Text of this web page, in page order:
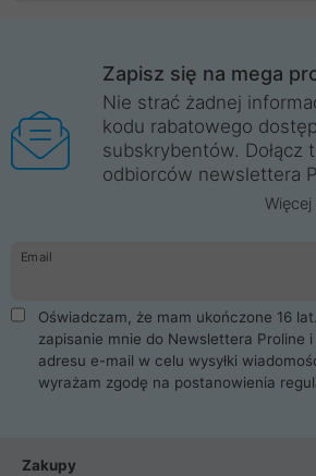
Wrocław, Poznań, Legnica, Katowice,
Trzebnica, Opole. Szybka i profesjonalna
ProLine to polska firma ze 100% polskim
legalnie i płacimy podatki w naszym
główną w Mirkowie oraz salony na terenie
komunikacja ze sklepem komputerowym
danych osobowych. Dlatego zakup
ProLine to czysta przyjemność i pełne
Zaopatrzysz się u nas w akcesoria i
takie jak procesory, karty graficzne, płyty
dyski SSD, M.2 oraz HDD. Nasi
najlepszy zasilacz komputerowy oraz
Poza komputerami mamy również
Smartfony takich producentów jak
wentylatory. Na koniec mając już to
Zapisz się na mega
Nie strać żadnej
kodu rabatowego
subskrybentów. Dołącz
odbiorców newslettera
Email
Oświadczam, że mam ukończone 16
zapisanie mnie do Newslettera Proline
adresu e-mail w celu wysyłki
wyrażam zgodę na postanowienia
Zakupy